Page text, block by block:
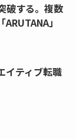
破する。複数
」
イティブ転職